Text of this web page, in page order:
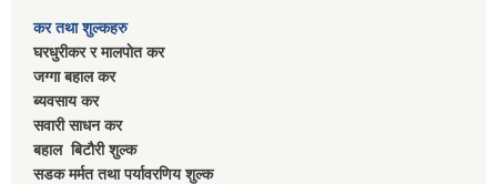
कर तथा शुल्कहरु
घरधुरीकर र मालपाेत कर
जग्गा बहाल कर
ब्यवसाय कर
सवारी साधन कर
बहाल बिटाैरी शुल्क
सडक मर्मत तथा पर्यावरणिय शुल्क